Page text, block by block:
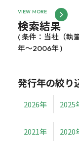
VIEW MORE
検索結果
( 条件：当社（執
年～2006年 )
発行年の絞り
2026年 2025
2021年 2020